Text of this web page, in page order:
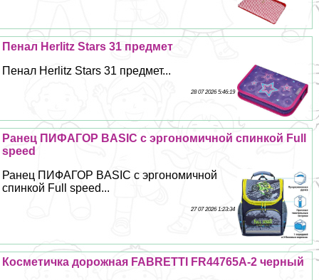
Пенал Herlitz Stars 31 предмет
Пенал Herlitz Stars 31 предмет...
28 07 2026 5:46:19
Ранец ПИФАГОР BASIC с эргономичной спинкой Full
speed
Ранец ПИФАГОР BASIC с эргономичной
спинкой Full speed...
27 07 2026 1:23:34
Косметичка дорожная FABRETTI FR44765A-2 черный